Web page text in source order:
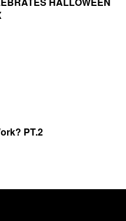
PT.2